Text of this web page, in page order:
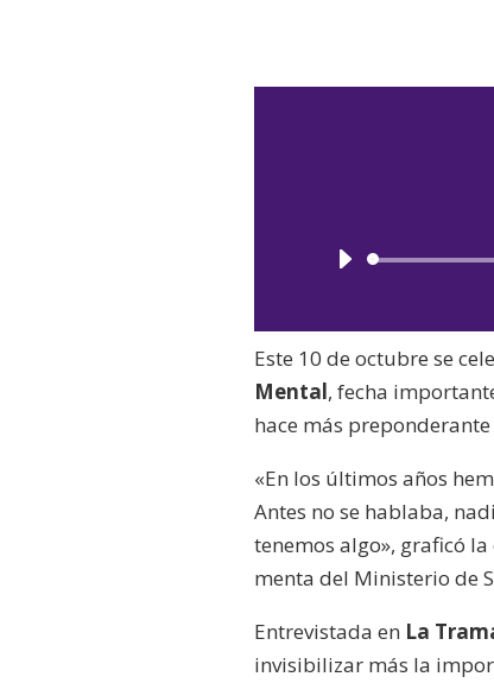
Este 10 de octubre se
Mental, fecha
hace más
«En los últimos años
Antes no se hablaba,
tenemos algo», graficó
menta del Ministerio de
Entrevistada en La
invisibilizar más la